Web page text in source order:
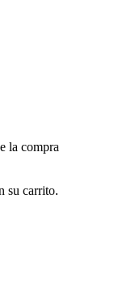
la compra
su carrito.